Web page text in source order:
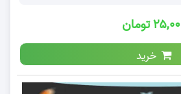
تومان
خرید